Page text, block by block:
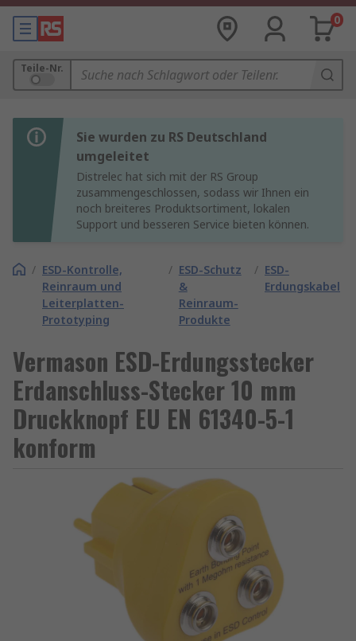
0
Teile-Nr.
Sie wurden zu RS Deutschland
umgeleitet
Distrelec hat sich mit der RS Group
zusammengeschlossen, sodass wir Ihnen ein
noch breiteres Produktsortiment, lokalen
Support und besseren Service bieten können.
/ ESD-Kontrolle,
Reinraum und
Leiterplatten-
Prototyping
/ ESD-Schutz
&
Reinraum-
Produkte
/ ESD-
Erdungskabel
Vermason ESD-Erdungsstecker
Erdanschluss-Stecker 10 mm
Druckknopf EU EN 61340-5-1
konform